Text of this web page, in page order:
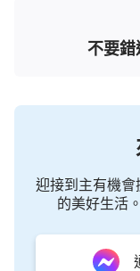
不要錯
迎接到主有機
的美好生活